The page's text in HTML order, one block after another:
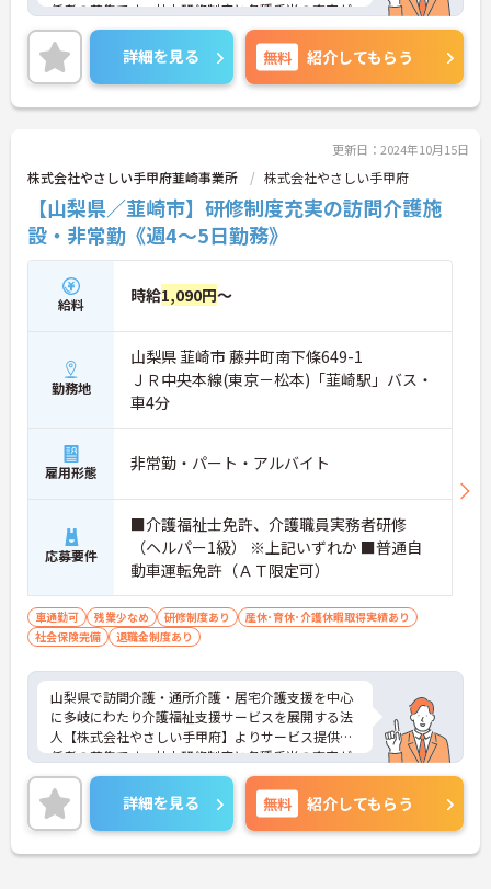
任者の募集です。社内研修制度と各種手当の充実が
あり安心して働ける環境が魅力の職場です。ご興味
のある方は面接ポイントなどをお伝えしますので、
お気軽にお問い合わせください。
詳細を見る 無料 紹介してもらう
更新日：2024年10月15日
株式会社やさしい手甲府韮崎事業所 株式会社やさしい手甲府
【山梨県／韮崎市】研修制度充実の訪問介護施
設・非常勤《週4～5日勤務》
給料 時給1,090円～
勤務地
山梨県 韮崎市 藤井町南下條649-1
ＪＲ中央本線(東京－松本)「韮崎駅」バス・
車4分
雇用形態 非常勤・パート・アルバイト
応募要件
■介護福祉士免許、介護職員実務者研修
（ヘルパー1級） ※上記いずれか ■普通自
動車運転免許（ＡＴ限定可）
車通勤可 残業少なめ 研修制度あり
産休･育休･介護休暇取得実績あり
社会保険完備
退職金制度あり
山梨県で訪問介護・通所介護・居宅介護支援を中心
に多岐にわたり介護福祉支援サービスを展開する法
人【株式会社やさしい手甲府】よりサービス提供責
任者の募集です。社内研修制度と各種手当の充実が
あり安心して働ける環境が魅力の職場です。ご興味
のある方は面接ポイントなどをお伝えしますので、
お気軽にお問い合わせください。
詳細を見る 無料 紹介してもらう